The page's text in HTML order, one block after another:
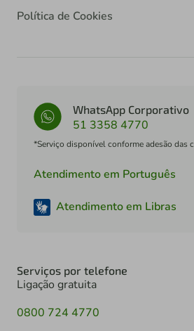
Política de Cookies
WhatsApp Corporativo
51 3358 4770
*Serviço disponível conforme adesão das
Atendimento em Português
Atendimento em Libras
Serviços por telefone
Ligação gratuita
0800 724 4770